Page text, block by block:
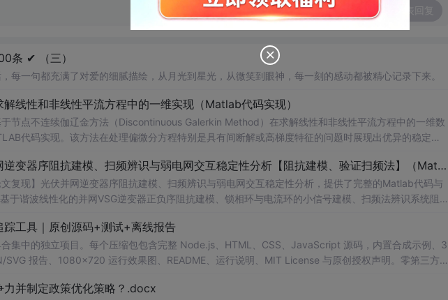
条 ✔︎ （三）
每一句都充满了对爱的细腻描绘，从月光到星光，从微笑到眼神，每一刻的感动都被精心记录下来。
线性和非线性平流方程中的一维实现（Matlab代码实现）
节点不连续伽辽金方法（Discontinuous Galerkin Method）在求解线性和非线性平流方程中的一维数
代码实现。该方法在处理偏微分方程特别是具有间断解或高梯度特征的问题时展现出优异的稳定性
型算例验证其有效性和可靠性。此外，文章还强调科研工作中“借力”与创新思维的重要性，鼓励研究
编程，从事计算数学、流体力
场景及目标：① 学习并掌握节点不连续伽辽金方法的基本理论与
入理解DG方法的数学背景，逐段调试并运
条件、网格划分和时间步长等方式观察算法表现，从而深化对数值稳定性与计算精度之间平衡关系的
【博士论文复现】光伏并网逆变器序阻抗建模、扫频辨识与弱电网交互稳定性分析【阻抗建模、验证扫频法】（Matlab代码、Simulink仿真实现）
复现】光伏并网逆变器序阻抗建模、扫频辨识与弱电网交互稳定性分析，提供了完整的Matlab代码与
于谐波线性化的并网VSG逆变器正负序阻抗建模、锁相环与电流环的小信号建模、扫频法辨识系统阻
析的核心技术与工程实现方法。; 适合人群：具备电力电子、自动控制理论基础，熟悉Matlab/Simulin
或电力系统稳定性研究的研究生、科研人员及工程师。; 使用场景及目标：① 复现博士论文中关于光
析的关键实验；② 学习并掌握扫频法（Frequency Scan）在实际系统中的应用技巧；③ 利用提供的
心，不仅提供可运行的代码，更强调理论与实践的紧密结合。建议使用者首先梳理文档中的理论框
工具｜原创源码+测试+离线报告
集中的独立项目。每个压缩包包含完整 Node.js、HTML、CSS、JavaScript 源码，内置合成示例、3
报告、1080×720 运行效果图、README、运行说明、MIT License 与原创授权声明。零第三方
18+ 下执行 npm test 与 npm run report，或启动静态服务器打开 index.html。
并制定政策优化策略？.docx